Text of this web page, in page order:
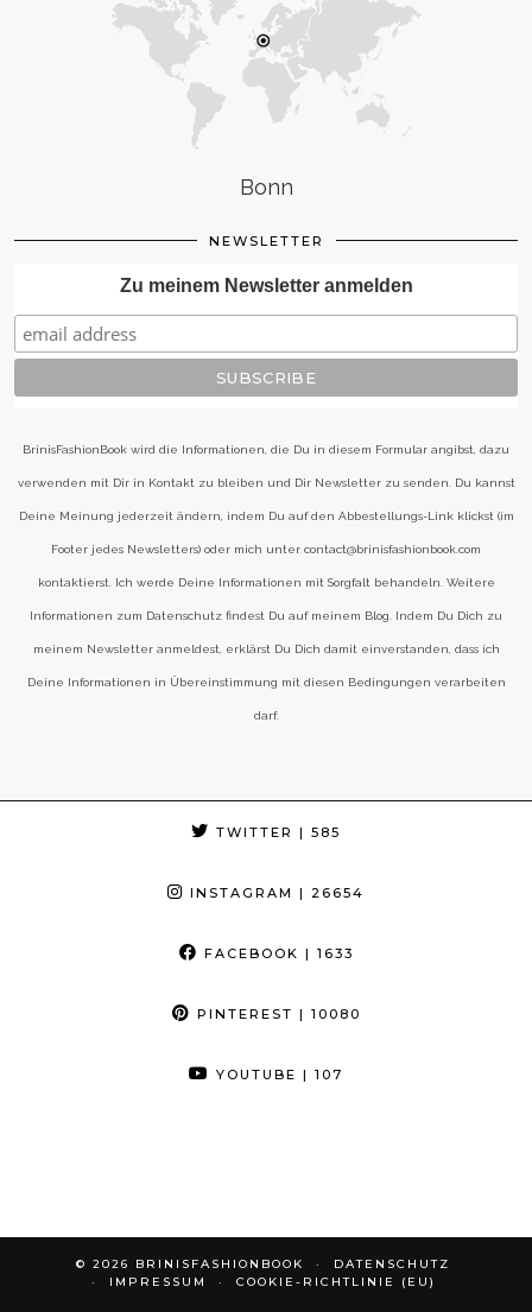
Bonn
NEWSLETTER
Zu meinem Newsletter anmelden
BrinisFashionBook wird die Informationen, die Du in diesem Formular angibst, dazu
verwenden mit Dir in Kontakt zu bleiben und Dir Newsletter zu senden. Du kannst
Deine Meinung jederzeit ändern, indem Du auf den Abbestellungs-Link klickst (im
Footer jedes Newsletters) oder mich unter contact@brinisfashionbook.com
kontaktierst. Ich werde Deine Informationen mit Sorgfalt behandeln. Weitere
Informationen zum Datenschutz findest Du auf meinem Blog. Indem Du Dich zu
meinem Newsletter anmeldest, erklärst Du Dich damit einverstanden, dass ich
Deine Informationen in Übereinstimmung mit diesen Bedingungen verarbeiten
darf.
TWITTER | 585
INSTAGRAM | 26654
FACEBOOK | 1633
PINTEREST | 10080
YOUTUBE | 107
© 2026 BRINISFASHIONBOOK
DATENSCHUTZ
IMPRESSUM
COOKIE-RICHTLINIE (EU)